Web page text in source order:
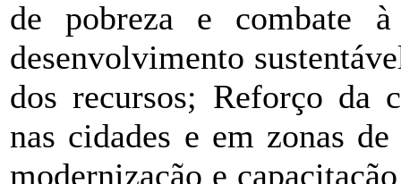
de pobreza e combate
desenvolvimento
dos recursos; Reforço da
nas cidades e em zonas
modernização e